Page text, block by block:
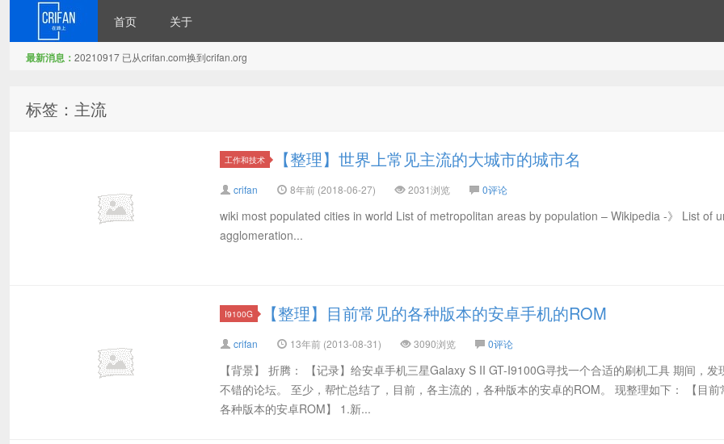
首页 关于
最新消息： 20210917 已从crifan.com换到crifan.org
标签：主流
工作和技术 【整理】世界上常见主流的大城市的城市名
crifan 8年前 (2018-06-27) 2031浏览 0评论
wiki most populated cities in world List of metropolitan areas by population – Wikipedia -》 List of
agglomeration...
I9100G 【整理】目前常见的各种版本的安卓手机的ROM
crifan 13年前 (2013-08-31) 3090浏览 0评论
【背景】 折腾： 【记录】给安卓手机三星Galaxy S II GT-I9100G寻找一个合适的刷机工具 期间，发
不错的论坛。 至少，帮忙总结了，目前，各主流的，各种版本的安卓的ROM。 现整理如下： 【目前
各种版本的安卓ROM】 1.新...